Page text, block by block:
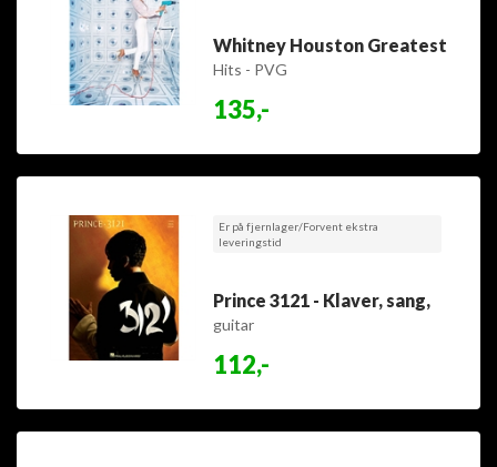
Whitney Houston Greatest
Hits - PVG
135,-
Er på fjernlager/Forvent ekstra
leveringstid
Prince 3121 - Klaver, sang,
guitar
112,-